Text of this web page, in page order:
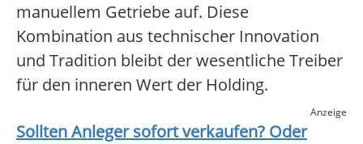
manuellem Getriebe auf. Diese
Kombination aus technischer Innovation
und Tradition bleibt der wesentliche Treiber
für den inneren Wert der Holding.
Anzeige
Sollten Anleger sofort verkaufen? Oder